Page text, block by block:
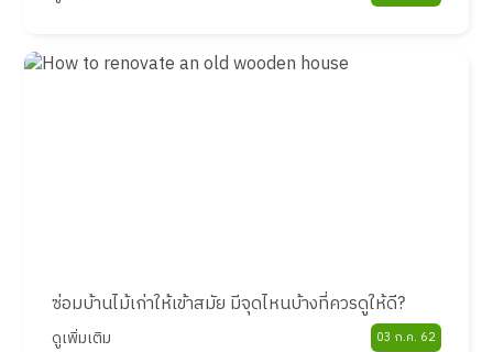
ซ่อมบ้านไม้เก่าให้เข้าสมัย มีจุดไหนบ้างที่ควรดูให้ดี?
ดูเพิ่มเติม 03 ก.ค. 62